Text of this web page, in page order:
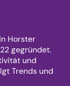
Horster
gegründet.
und
Trends und